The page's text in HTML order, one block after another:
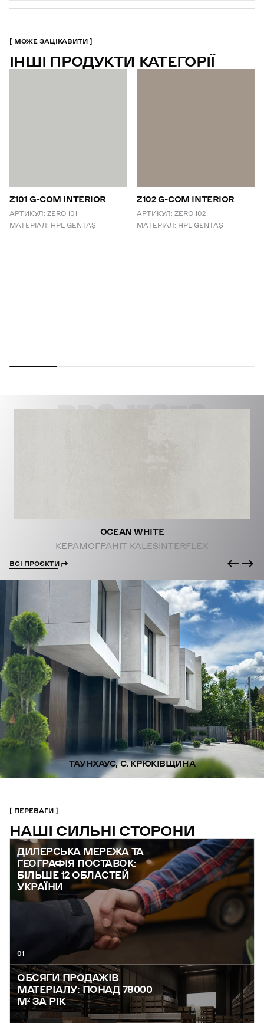
МОЖЕ ЗАЦІКАВИТИ
ІНШІ ПРОДУКТИ КАТЕГОРІЇ
Z101 G-COM INTERIOR
АРТИКУЛ: ZERO 101
МАТЕРІАЛ: HPL GENTAŞ
Z102 G-COM INTERIOR
АРТИКУЛ: ZERO 102
МАТЕРІАЛ: HPL GENTAŞ
PROJECTS
OCEAN WHITE
КЕРАМОГРАНІТ KALESINTERFLEX
ВСІ ПРОЄКТИ
ТАУНХАУС, С. КРЮКІВЩИНА
ПЕРЕВАГИ
НАШІ СИЛЬНІ СТОРОНИ
ДИЛЕРСЬКА МЕРЕЖА ТА
ГЕОГРАФІЯ ПОСТАВОК:
БІЛЬШЕ 12 ОБЛАСТЕЙ
УКРАЇНИ
01
ОБСЯГИ ПРОДАЖІВ
МАТЕРІАЛУ: ПОНАД 78000
М² ЗА РІК